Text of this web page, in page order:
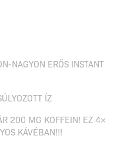
NAGYON ERŐS INSTANT
ÍZ
200 MG KOFFEIN! EZ 4×
KÁVÉBAN!!!